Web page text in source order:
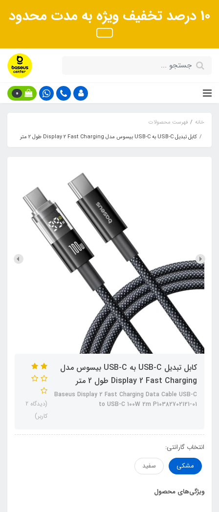
10 درصد تخفیف ویژه به مدت محدود
0
خانه
فهرست محصولات
کابل تبدیل USB-C به USB-C بیسوس مدل Display 2 Fast Charging طول 2 متر
کابل تبدیل USB-C به USB-C بیسوس مدل
Display 2 Fast Charging طول 2 متر
Baseus Display 2 Fast Charging Data Cable USB-C
to USB-C 100W 2m P10382702121-01
(دیدگاه 2
کاربر)
انتخاب گارانتی:
مشکی
سفید
ویژگی‌های محصول